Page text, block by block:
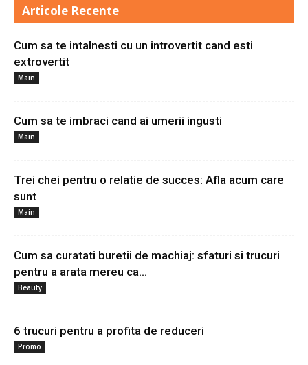
Articole Recente
Cum sa te intalnesti cu un introvertit cand esti
extrovertit
Main
Cum sa te imbraci cand ai umerii ingusti
Main
Trei chei pentru o relatie de succes: Afla acum care
sunt
Main
Cum sa curatati buretii de machiaj: sfaturi si trucuri
pentru a arata mereu ca...
Beauty
6 trucuri pentru a profita de reduceri
Promo